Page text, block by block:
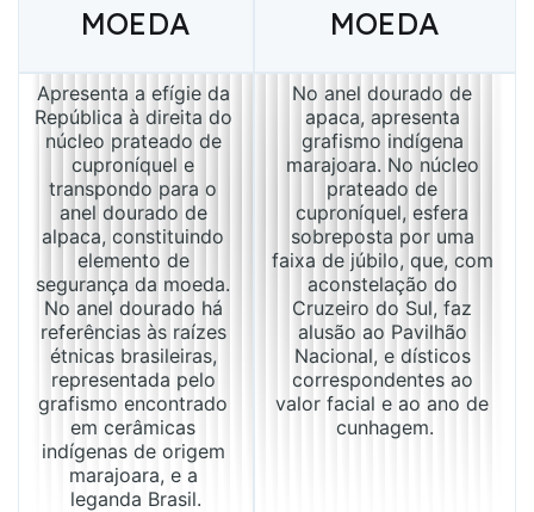
MOEDA
MOEDA
Apresenta a efígie da
República à direita do
núcleo prateado de
cuproníquel e
transpondo para o
anel dourado de
alpaca, constituindo
elemento de
segurança da moeda.
No anel dourado há
referências às raízes
étnicas brasileiras,
representada pelo
grafismo encontrado
em cerâmicas
indígenas de origem
marajoara, e a
leganda Brasil.
No anel dourado de
apaca, apresenta
grafismo indígena
marajoara. No núcleo
prateado de
cuproníquel, esfera
sobreposta por uma
faixa de júbilo, que, com
aconstelação do
Cruzeiro do Sul, faz
alusão ao Pavilhão
Nacional, e dísticos
correspondentes ao
valor facial e ao ano de
cunhagem.